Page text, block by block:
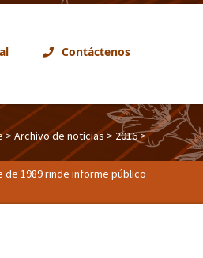
Contáctenos
> Archivo de noticias> 2016>
de 1989 rinde informe público